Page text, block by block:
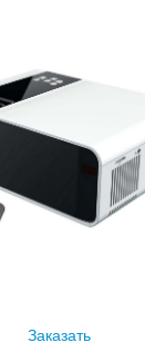
Заказать